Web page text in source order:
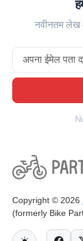
नवीनतम लेख
Copyright © 2026
(formerly Bike